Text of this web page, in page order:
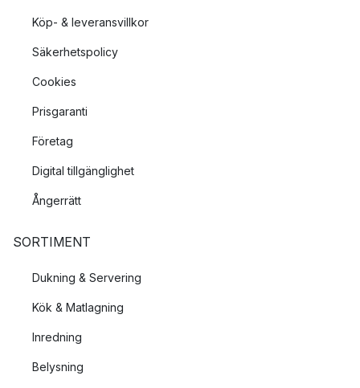
Köp- & leveransvillkor
Säkerhetspolicy
Cookies
Prisgaranti
Företag
Digital tillgänglighet
Ångerrätt
SORTIMENT
Dukning & Servering
Kök & Matlagning
Inredning
Belysning